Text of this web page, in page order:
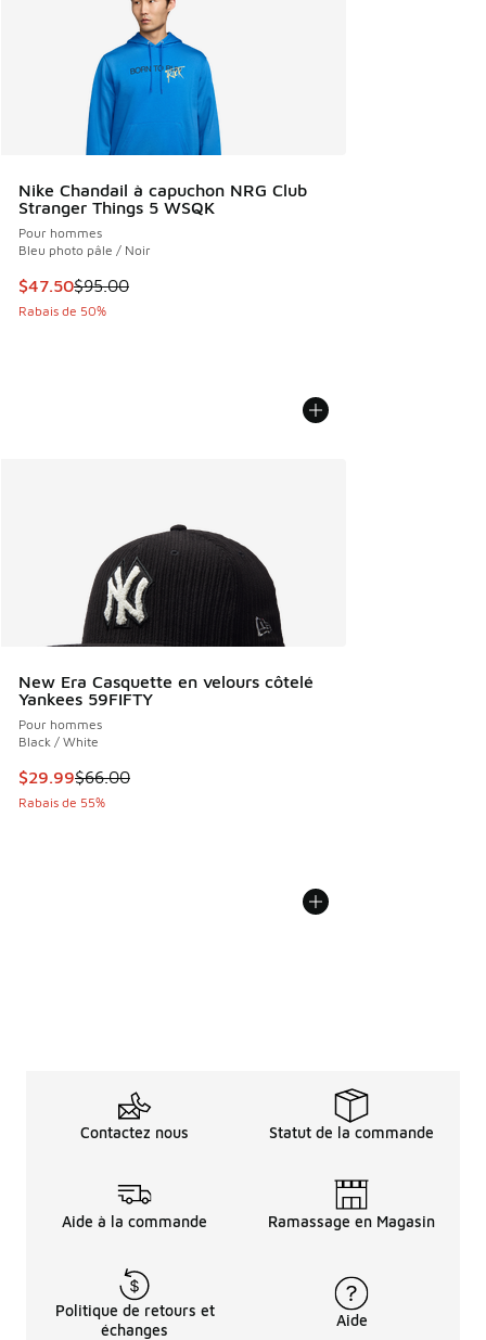
Nike Chandail à capuchon NRG Club
Stranger Things 5 WSQK
Pour hommes
Bleu photo pâle / Noir
Cet article est en solde. Le prix est passé de $95.00 à
$47.50$95.00
Rabais de 50%
New Era Casquette en velours côtelé
Yankees 59FIFTY
Pour hommes
Black / White
Cet article est en solde. Le prix est passé de $66.00 à
$29.99$66.00
Rabais de 55%
Contactez nous Statut de la commande
Aide à la commande Ramassage en Magasin
Politique de retours et
échanges
Aide